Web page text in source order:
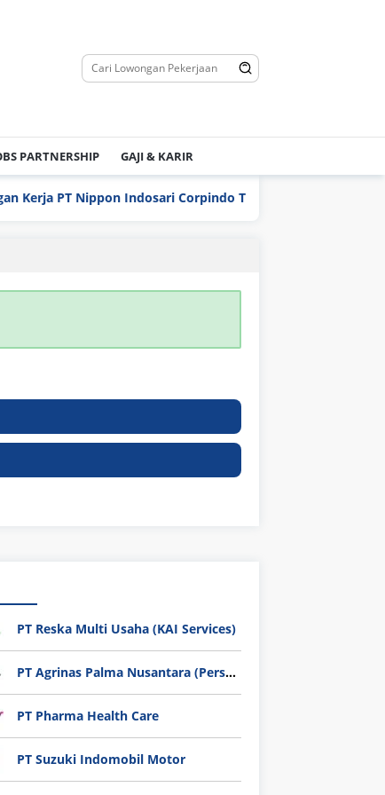
PARTNERSHIP GAJI & KARIR
PT Nippon Indosari Corpindo Tbk. Bulan Agustus 2026
PT Reska Multi Usaha (KAI Services)
PT Agrinas Palma Nusantara (Persero)
PT Pharma Health Care
PT Suzuki Indomobil Motor